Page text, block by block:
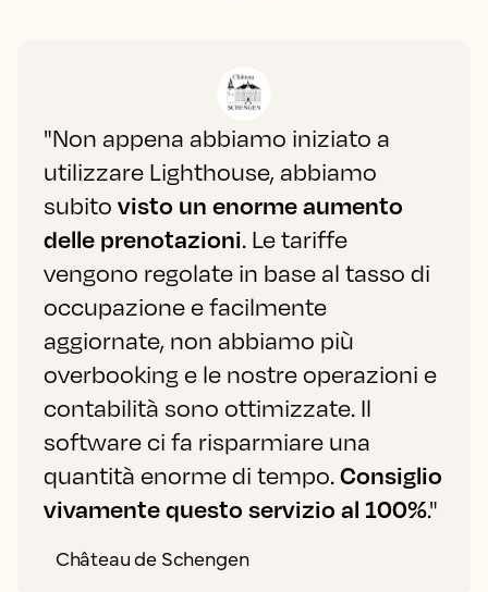
"Non appena abbiamo iniziato a
utilizzare Lighthouse, abbiamo
subito visto un enorme aumento
delle prenotazioni. Le tariffe
vengono regolate in base al tasso di
occupazione e facilmente
aggiornate, non abbiamo più
overbooking e le nostre operazioni e
contabilità sono ottimizzate. Il
software ci fa risparmiare una
quantità enorme di tempo.Consiglio
vivamente questo servizio al 100%."
Château de Schengen